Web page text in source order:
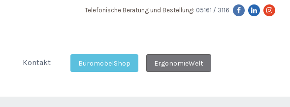
Telefonische Beratung und Bestellung: 05161 / 3116
Kontakt BüromöbelShop ErgonomieWelt